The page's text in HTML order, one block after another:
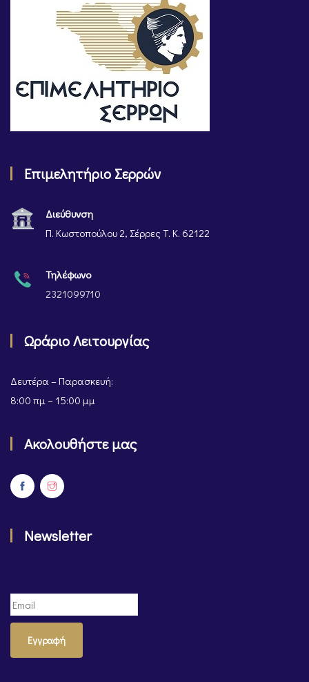
Επιμελητήριο Σερρών
Διεύθυνση
Π. Κωστοπούλου 2, Σέρρες Τ. Κ. 62122
Τηλέφωνο
2321099710
Ωράριο Λειτουργίας
Δευτέρα – Παρασκευή:
8:00 πμ – 15:00 μμ
Ακολουθήστε μας
Newsletter
Εγγραφή